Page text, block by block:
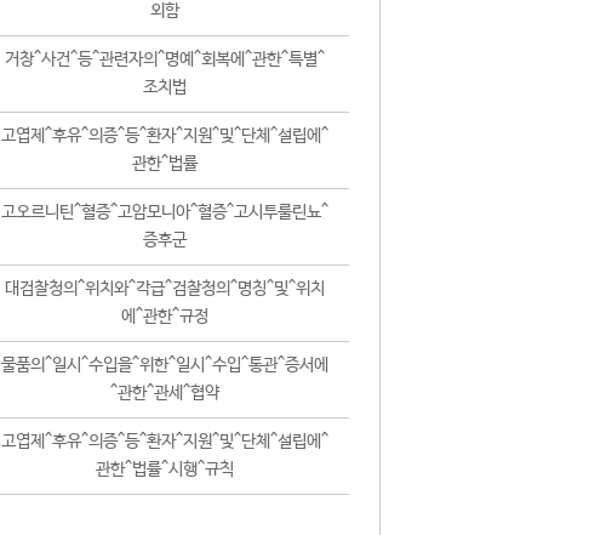
외함
거창^사건^등^관련자의^명예^회복에^관한^특별^
조치법
고엽제^후유^의증^등^환자^지원^및^단체^설립에^
관한^법률
고오르니틴^혈증^고암모니아^혈증^고시투룰린뇨^
증후군
대검찰청의^위치와^각급^검찰청의^명칭^및^위치
에^관한^규정
물품의^일시^수입을^위한^일시^수입^통관^증서에
^관한^관세^협약
고엽제^후유^의증^등^환자^지원^및^단체^설립에^
관한^법률^시행^규칙